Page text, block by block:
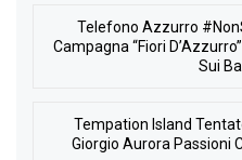
Telefono Azzurro
Campagna “Fiori
Sui
Tempation Island
Giorgio Aurora Passioni